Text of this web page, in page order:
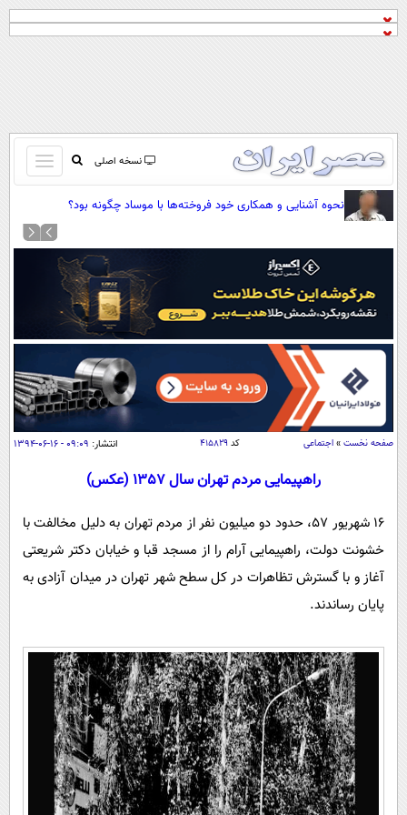
نسخه اصلی
باز
و
کردن
صفحه اول
آرشیو
نظرسنجی
آب و هوا
اوقات شرعی
سواد زندگی
اقتصاد
اقتصادی
جامعه
سلامت
سفر و تفریح
فرهنگ و هنر
علمی
اخبار کریپتو
گوناگون
سرگرمی
باشگاه مغز
مجله تصویری سلاح
فیلم
اقتصاد
ورزش
سیاست
عصر ایران 2
خواندنی ها و دیدنی ها
داستان کوتاه
آموزش زبان
نحوه آشنایی و همکاری خود فروخته‌ها با موساد چگونه بود؟
صفحه نخست » اجتماعی کد۴۱۵۸۲۹ انتشار: ۰۹:۰۹ - ۱۶-۰۶-۱۳۹۴
راهپیمایی مردم تهران سال 1357 (عکس)
16 شهریور 57، حدود دو میلیون نفر از مردم تهران به دلیل مخالفت با
خشونت دولت، راهپیمایی آرام را از مسجد قبا و خیابان دکتر شریعتی
آغاز و با گسترش تظاهرات در کل سطح شهر تهران در میدان آزادی به
پایان رساندند.